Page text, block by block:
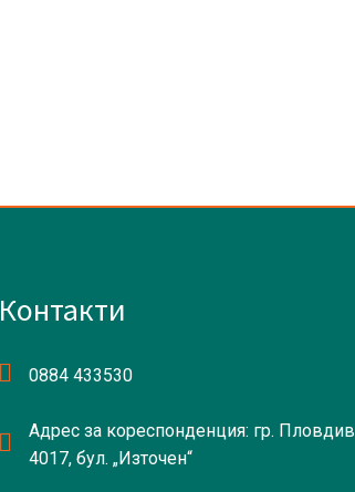
Контакти
0884 433530
Адрес за кореспонденция: гр. Пловдив
4017, бул. „Източен“